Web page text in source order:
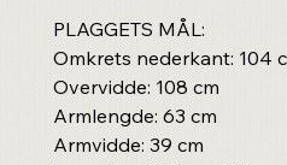
PLAGGETS MÅL:
Omkrets nederkant: 104
Overvidde: 108 cm
Armlengde: 63 cm
Armvidde: 39 cm